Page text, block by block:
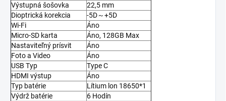
Výstupná šošovka
22,5 mm
Dioptrická korekcia
-5D～+5D
Wi-Fi
Áno
Micro-SD karta
Áno, 128GB Max
Nastaviteľný prísvit
Áno
Foto a Video
Áno
USB Typ
Type C
HDMI výstup
Áno
Typ batérie
Lítium lon 18650*1
Výdrž batérie
6 Hodín